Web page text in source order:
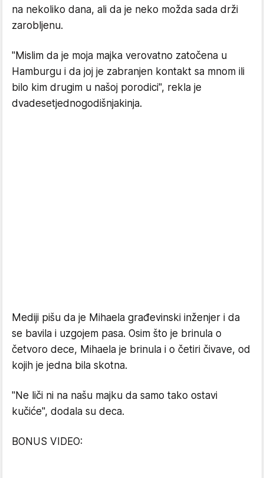
na nekoliko dana, ali da je neko možda sada drži
zarobljenu.
"Mislim da je moja majka verovatno zatočena u
Hamburgu i da joj je zabranjen kontakt sa mnom ili
bilo kim drugim u našoj porodici", rekla je
dvadesetjednogodišnjakinja.
Mediji pišu da je Mihaela građevinski inženjer i da
se bavila i uzgojem pasa. Osim što je brinula o
četvoro dece, Mihaela je brinula i o četiri čivave, od
kojih je jedna bila skotna.
"Ne liči ni na našu majku da samo tako ostavi
kučiće", dodala su deca.
BONUS VIDEO: